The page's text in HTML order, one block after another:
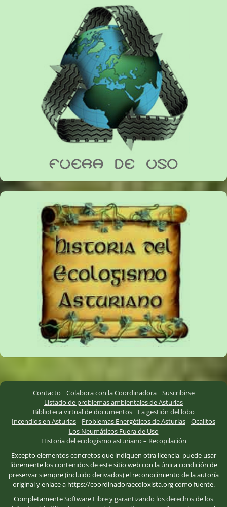
Contacto Colabora con la Coordinadora
Suscribirse
Listado de problemas ambientales de Asturias
Biblioteca virtual de documentos
La gestión del lobo
Incendios en Asturias
Problemas Energéticos de Asturias
Ocalitos
Los Neumáticos Fuera de Uso
Historia del ecologismo asturiano – Recopilación
Excepto elementos concretos que indiquen otra licencia, puede usar
libremente los contenidos de este sitio web con la única condición de
preservar siempre (incluido derivados) el reconocimiento de la autoría
original y enlace a https://coordinadoraecoloxista.org como fuente.
CompletamenteSoftware Libreygarantizando los derechos de los